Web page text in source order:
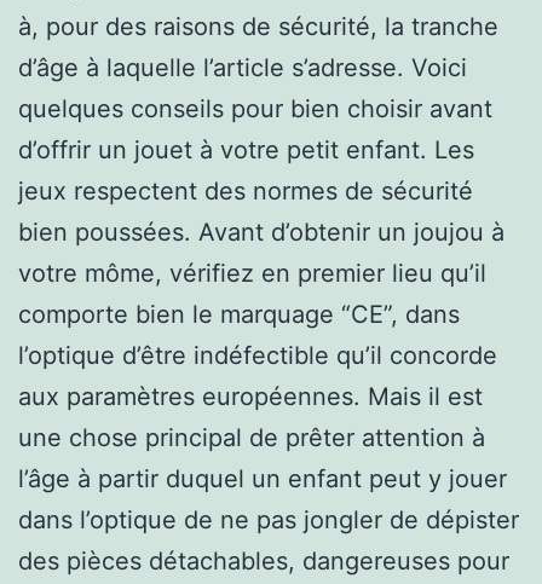
à, pour des raisons de sécurité, la tranche
d’âge à laquelle l’article s’adresse. Voici
quelques conseils pour bien choisir avant
d’offrir un jouet à votre petit enfant. Les
jeux respectent des normes de sécurité
bien poussées. Avant d’obtenir un joujou à
votre môme, vérifiez en premier lieu qu’il
comporte bien le marquage “CE”, dans
l’optique d’être indéfectible qu’il concorde
aux paramètres européennes. Mais il est
une chose principal de prêter attention à
l’âge à partir duquel un enfant peut y jouer
dans l’optique de ne pas jongler de dépister
des pièces détachables, dangereuses pour